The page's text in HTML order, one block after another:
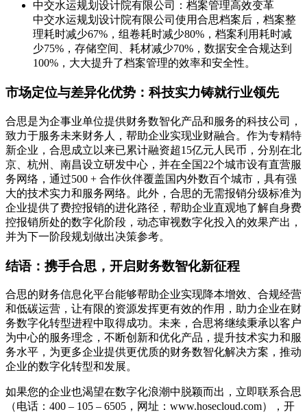
中交水运规划设计院有限公司：档案管理高效变革
中交水运规划设计院有限公司使用合思档案后，档案整
理耗时减少67%，组卷耗时减少80%，档案利用耗时减
少75%，存储空间、耗材减少70%，数据安全合规达到
100%，大大提升了档案管理的效率和安全性。
市场定位与差异化优势：科技实力铸就行业领先
合思是为企事业单位提供财务数智化产品和服务的科技公司，
致力于服务未来财务人，帮助企业实现业财融合。作为专精特
新企业，合思成立以来已累计融资超15亿元人民币，分别在北
京、杭州、南昌设立研发中心，并在全国22个城市设有直营服
务网络，通过500 + 合作伙伴覆盖国内外数百个城市，具有强
大的技术实力和服务网络。此外，合思的无需报销分级标准为
企业提供了费控报销的进化路径，帮助企业直观地了解自身费
控报销所处的数字化阶段，动态审视数字化投入的效果产出，
并为下一阶段规划做出决策参考。
结语：携手合思，开启财务数智化新征程
合思的财务信息化平台能够帮助企业实现降本增效、合规经营
和低碳运营，让有限的资源发挥更有效的作用，助力企业在财
务数字化转型进程中取得成功。未来，合思将继续秉承以客户
为中心的服务理念，不断创新和优化产品，提升技术实力和服
务水平，为更多企业提供更优质的财务数智化解决方案，推动
企业的数字化转型和发展。
如果您的企业也渴望在数字化浪潮中脱颖而出，立即联系合思
（电话：400 – 105 – 6505，网址：www.hosecloud.com），开